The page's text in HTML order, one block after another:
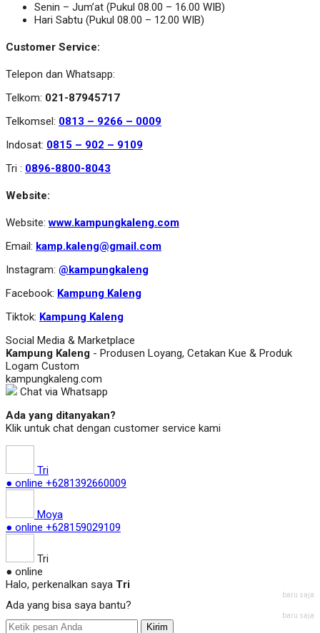
Senin – Jum’at (Pukul 08.00 – 16.00 WIB)
Hari Sabtu (Pukul 08.00 – 12.00 WIB)
Customer Service:
Telepon dan Whatsapp:
Telkom: 021-87945717
Telkomsel: 0813 – 9266 – 0009
Indosat: 0815 – 902 – 9109
Tri : 0896-8800-8043
Website:
Website:www.kampungkaleng.com
Email: kamp.kaleng@gmail.com
Instagram: @kampungkaleng
Facebook: Kampung Kaleng
Tiktok: Kampung Kaleng
Social Media & Marketplace
Kampung Kaleng - Produsen Loyang, Cetakan Kue & Produk
Logam Custom
kampungkaleng.com
Chat via Whatsapp
Ada yang ditanyakan?
Klik untuk chat dengan customer service kami
Tri
● online +6281392660009
Moya
● online +628159029109
Tri
● online
Halo, perkenalkan saya Tri
baru saja
Ada yang bisa saya bantu?
baru saja
Kirim